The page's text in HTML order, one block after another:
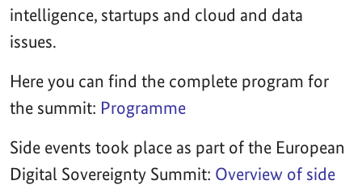
intelligence, startups and cloud and data
issues.
Here you can find the complete program for
the summit: Programme
Side events took place as part of the European
Digital Sovereignty Summit: Overview of side